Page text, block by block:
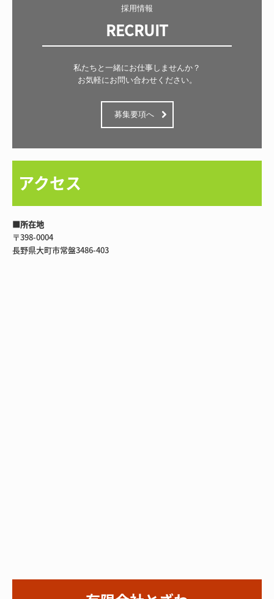
採用情報
RECRUIT
私たちと一緒にお仕事しませんか？
お気軽にお問い合わせください。
募集要項へ
アクセス
■所在地
〒398-0004
長野県大町市常盤3486-403